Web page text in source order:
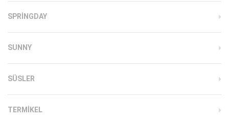
SPRINGDAY
SUNNY
SÜSLER
TERMIKEL